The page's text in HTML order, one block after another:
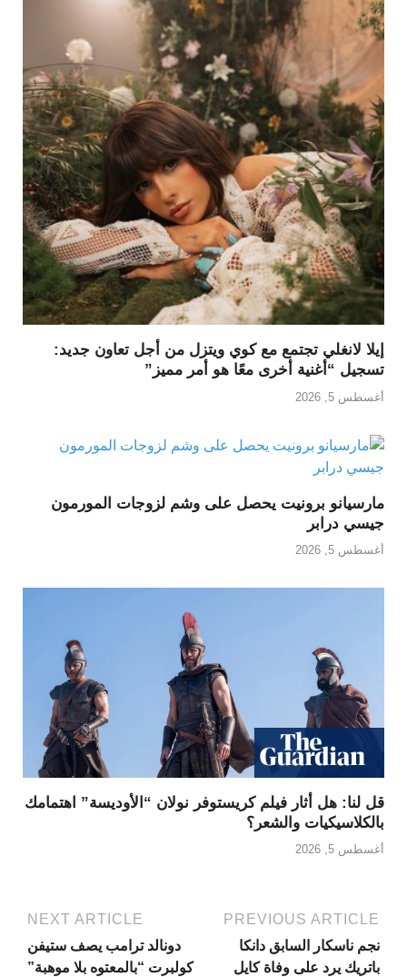
إيلا لانغلي تجتمع مع كوي ويتزل من أجل تعاون جديد:
تسجيل “أغنية أخرى معًا هو أمر مميز”
أغسطس 5, 2026
مارسيانو برونيت يحصل على وشم لزوجات المورمون
جيسي درابر
أغسطس 5, 2026
قل لنا: هل أثار فيلم كريستوفر نولان “الأوديسة” اهتمامك
بالكلاسيكيات والشعر؟
أغسطس 5, 2026
PREVIOUS ARTICLE
نجم ناسكار السابق دانكا
باتريك يرد على وفاة كايل
NEXT ARTICLE
دونالد ترامب يصف ستيفن
كولبرت “بالمعتوه بلا موهبة”